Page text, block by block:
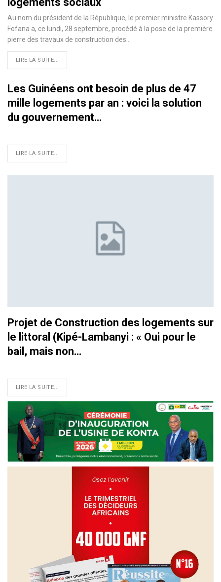
Au nom du président de la République, le premier ministre Kassory
Fofana a, ce lundi, 28 septembre, procédé à la pose de la première
pierre des travaux de construction des…
LIRE LA SUITE...
Les Guinéens ont besoin de plus de 47
mille logements par an : voici la solution
du gouvernement…
LIRE LA SUITE...
Projet de Construction des logements sur
le littoral (Kipé-Lambanyi : « Oui pour le
bail, mais non…
LIRE LA SUITE...